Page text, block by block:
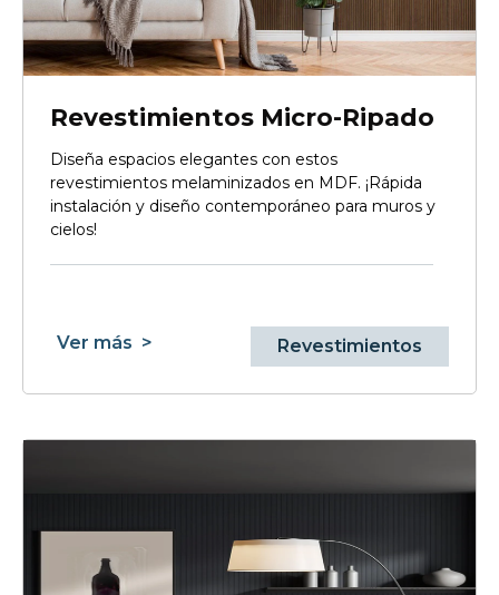
Revestimientos Micro-Ripado
Diseña espacios elegantes con estos
revestimientos melaminizados en MDF. ¡Rápida
instalación y diseño contemporáneo para muros y
cielos!
Ver más > Revestimientos